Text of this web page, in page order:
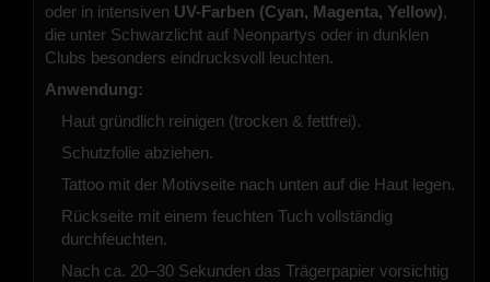
oder in intensiven UV-Farben (Cyan, Magenta, Yellow),
die unter Schwarzlicht auf Neonpartys oder in dunklen
Clubs besonders eindrucksvoll leuchten.
Anwendung:
Haut gründlich reinigen (trocken & fettfrei).
Schutzfolie abziehen.
Tattoo mit der Motivseite nach unten auf die Haut legen.
Rückseite mit einem feuchten Tuch vollständig
durchfeuchten.
Nach ca. 20–30 Sekunden das Trägerpapier vorsichtig